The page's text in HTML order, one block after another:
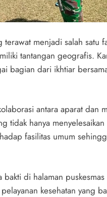
terawat menjadi salah
tantangan geografis.
bagian dari ikhtiar
antara aparat dan
tidak hanya
fasilitas umum
di halaman
kesehatan yang